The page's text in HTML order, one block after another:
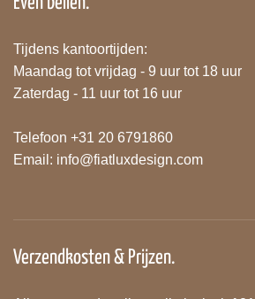
Tijdens kantoortijden:
Maandag tot vrijdag - 9 uur tot 18 uur
Zaterdag - 11 uur tot 16 uur
Telefoon +31 20 6791860
Email: info@fiatluxdesign.com
Verzendkosten & Prijzen.